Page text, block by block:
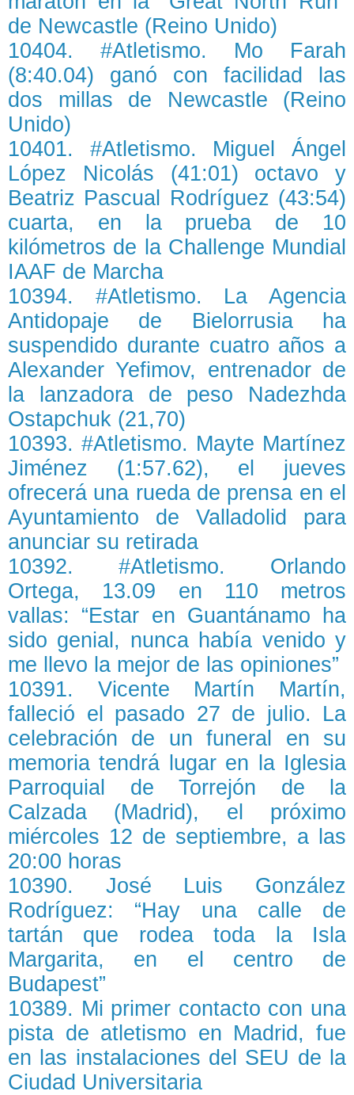
de Newcastle (Reino Unido)
10404. #Atletismo. Mo Farah
(8:40.04) ganó con facilidad las
dos millas de Newcastle (Reino
Unido)
10401. #Atletismo. Miguel Ángel
López Nicolás (41:01) octavo y
Beatriz Pascual Rodríguez (43:54)
cuarta, en la prueba de 10
kilómetros de la Challenge Mundial
IAAF de Marcha
10394. #Atletismo. La Agencia
Antidopaje de Bielorrusia ha
suspendido durante cuatro años a
Alexander Yefimov, entrenador de
la lanzadora de peso Nadezhda
Ostapchuk (21,70)
10393. #Atletismo. Mayte Martínez
Jiménez (1:57.62), el jueves
ofrecerá una rueda de prensa en el
Ayuntamiento de Valladolid para
anunciar su retirada
10392. #Atletismo. Orlando
Ortega, 13.09 en 110 metros
vallas: “Estar en Guantánamo ha
sido genial, nunca había venido y
me llevo la mejor de las opiniones”
10391. Vicente Martín Martín,
falleció el pasado 27 de julio. La
celebración de un funeral en su
memoria tendrá lugar en la Iglesia
Parroquial de Torrejón de la
Calzada (Madrid), el próximo
miércoles 12 de septiembre, a las
20:00 horas
10390. José Luis González
Rodríguez: “Hay una calle de
tartán que rodea toda la Isla
Margarita, en el centro de
Budapest”
10389. Mi primer contacto con una
pista de atletismo en Madrid, fue
en las instalaciones del SEU de la
Ciudad Universitaria